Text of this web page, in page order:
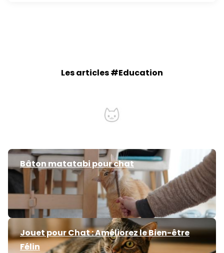
Les articles #Education
Bâton matatabi pour chat
Jouet pour Chat : Améliorez le Bien-être
Félin